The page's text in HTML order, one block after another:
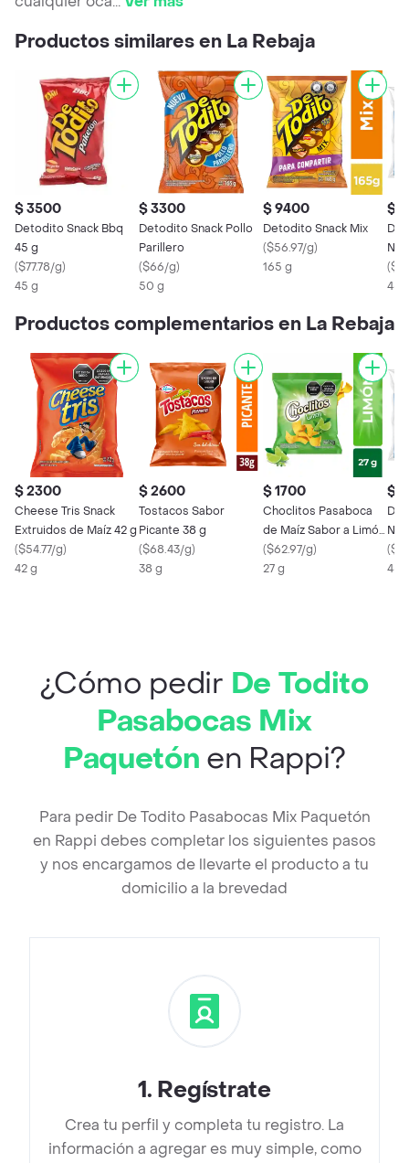
Productos similares en La Rebaja
$ 3500
Detodito Snack Bbq
45 g
($77.78/g)
45 g
$ 3300
Detodito Snack Pollo
Parillero
($66/g)
50 g
$ 9400
Detodito Snack Mix
($56.97/g)
165 g
$
De
(
45
Productos complementarios en La Rebaja
$ 2300
Cheese Tris Snack
Extruidos de Maíz 42 g
($54.77/g)
42 g
$ 2600
Tostacos Sabor
Picante 38 g
($68.43/g)
38 g
$ 1700
Choclitos Pasaboca
de Maíz Sabor a Limón
27 g
($62.97/g)
27 g
$
De
(
45
¿Cómo pedir De Todito
Pasabocas Mix
Paquetón en Rappi?
Para pedir De Todito Pasabocas Mix Paquetón
en Rappi debes completar los siguientes pasos
y nos encargamos de llevarte el producto a tu
domicilio a la brevedad
1. Regístrate
Crea tu perfil y completa tu registro. La
información a agregar es muy simple, como